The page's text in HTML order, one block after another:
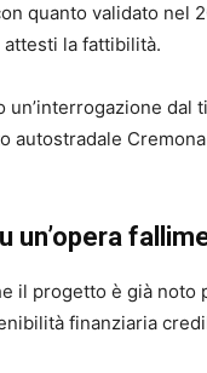
quanto validato nel
la fattibilità.
dal
autostradale
un’opera
il progetto è già
finanziaria